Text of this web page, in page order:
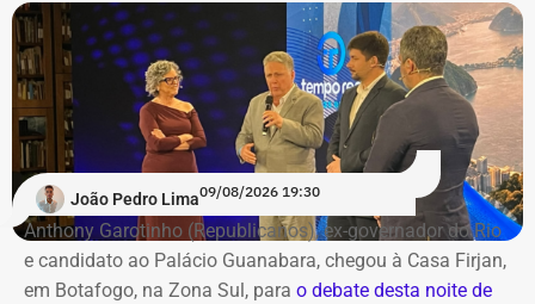
na noite anterior que não iria comparecer.
O público também poderá acompanhar a cobertura
especial do TEMPO REAL pelo Instagram do portal, com
transmissão e atualizações nos Stories. Estamos ao vivo
com o pré-debate desde às 19h.Acompanhe pelo link.
João Pedro Lima09/08/2026 19:30
Anthony Garotinho (Republicanos), ex-governador do Rio
e candidato ao Palácio Guanabara, chegou à Casa Firjan,
em Botafogo, na Zona Sul, para o debate desta noite de